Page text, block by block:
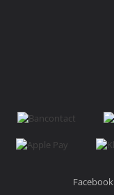
Facebook